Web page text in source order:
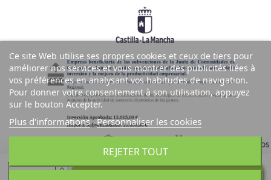
Ce site Web utilise ses propres cookies et ceux de tiers pour
améliorer nos services et vous montrer des publicités liées à
vos préférences en analysant vos habitudes de navigation.
Pour donner votre consentement à son utilisation, appuyez
sur le bouton Accepter.
Plus d'informations Personnaliser les cookies
REJETER TOUT